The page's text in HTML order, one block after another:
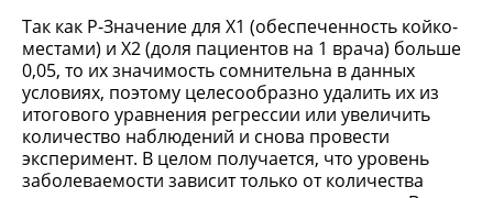
Так как P-Значение для Х1 (обеспеченность койко-
местами) и Х2 (доля пациентов на 1 врача) больше
0,05, то их значимость сомнительна в данных
условиях, поэтому целесообразно удалить их из
итогового уравнения регрессии или увеличить
количество наблюдений и снова провести
эксперимент. В целом получается, что уровень
заболеваемости зависит только от количества